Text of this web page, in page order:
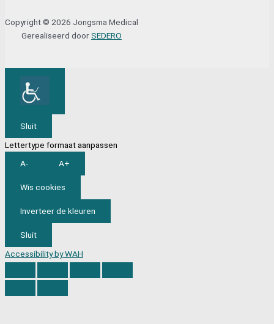
Copyright © 2026 Jongsma Medical
Gerealiseerd doorSEDERO
Sluit
Lettertype formaat aanpassen
A-
A+
Wis cookies
Inverteer de kleuren
Sluit
Accessibility by WAH